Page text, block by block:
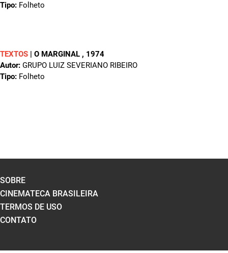
Tipo: Folheto
TEXTOS | O MARGINAL , 1974
Autor: GRUPO LUIZ SEVERIANO RIBEIRO
Tipo: Folheto
SOBRE
CINEMATECA BRASILEIRA
TERMOS DE USO
CONTATO